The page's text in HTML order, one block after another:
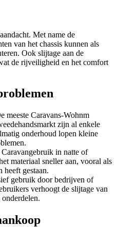
Met name de
van het chassis kunnen als
Ook slijtage aan de
de rijveiligheid en het comfort
meeste Caravans-Wohnm
zijn al enkele
onderhoud lopen kleine
Caravangebruik in natte of
materiaal sneller aan, vooral als
heeft gestaan.
gebruik door bedrijven of
verhoogt de slijtage van